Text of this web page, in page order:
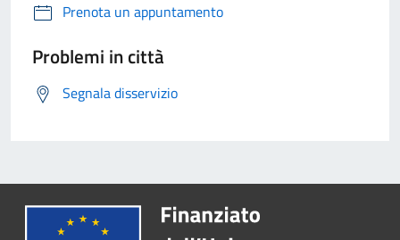
Prenota un appuntamento
Problemi in città
Segnala disservizio